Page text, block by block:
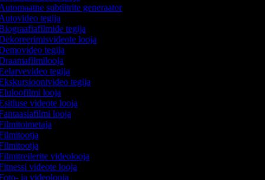
subtiitrite generaator
tegija
tegija
looja
tegija
tegija
tegija
looja
videote looja
looja
videolooja
videote looja
ja videolooja